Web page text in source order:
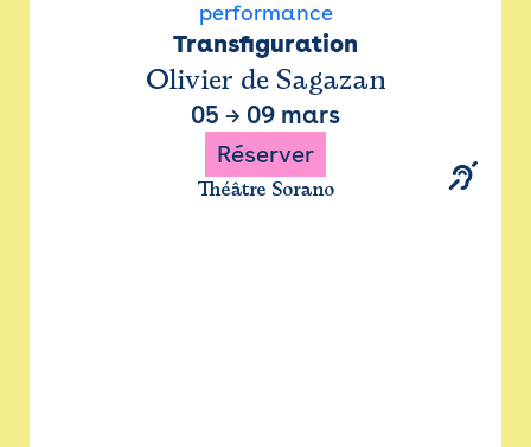
performance
Transfiguration
Olivier de Sagazan
05 → 09 mars
Réserver
Théâtre Sorano